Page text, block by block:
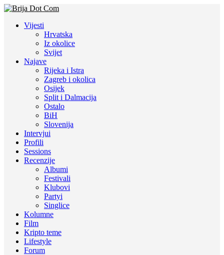
Vijesti
Hrvatska
Iz okolice
Svijet
Najave
Rijeka i Istra
Zagreb i okolica
Osijek
Split i Dalmacija
Ostalo
BiH
Slovenija
Intervjui
Profili
Sessions
Recenzije
Albumi
Festivali
Klubovi
Partyi
Singlice
Kolumne
Film
Kripto teme
Lifestyle
Forum